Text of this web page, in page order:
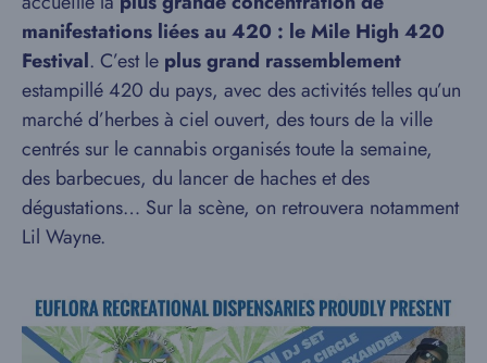
manifestations liées au 420 : le Mile High 420
Festival. C’est le plus grand rassemblement
estampillé 420 du pays, avec des activités telles qu’un
marché d’herbes à ciel ouvert, des tours de la ville
centrés sur le cannabis organisés toute la semaine,
des barbecues, du lancer de haches et des
dégustations… Sur la scène, on retrouvera notamment
Lil Wayne.